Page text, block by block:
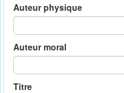
Auteur physique
Auteur moral
Titre